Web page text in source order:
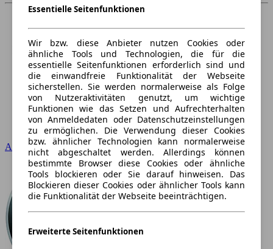
Audi
Essentielle Seitenfunktionen
Wir bzw. diese Anbieter nutzen Cookies oder
ähnliche Tools und Technologien, die für die
essentielle Seitenfunktionen erforderlich sind und
die einwandfreie Funktionalität der Webseite
sicherstellen. Sie werden normalerweise als Folge
von Nutzeraktivitäten genutzt, um wichtige
Funktionen wie das Setzen und Aufrechterhalten
von Anmeldedaten oder Datenschutzeinstellungen
zu ermöglichen. Die Verwendung dieser Cookies
bzw. ähnlicher Technologien kann normalerweise
nicht abgeschaltet werden. Allerdings können
bestimmte Browser diese Cookies oder ähnliche
Tools blockieren oder Sie darauf hinweisen. Das
Blockieren dieser Cookies oder ähnlicher Tools kann
die Funktionalität der Webseite beeinträchtigen.
Erweiterte Seitenfunktionen